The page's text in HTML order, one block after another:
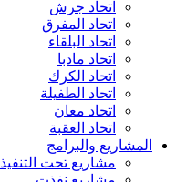
اتحاد جرش
اتحاد المفرق
اتحاد البلقاء
اتحاد مادبا
اتحاد الكرك
اتحاد الطفيلة
اتحاد معان
اتحاد العقبة
المشاريع والبرامج
مشاريع تحت التنفيذ